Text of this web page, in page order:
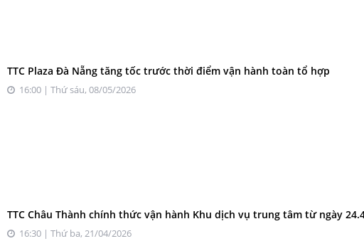
TTC Plaza Đà Nẵng tăng tốc trước thời điểm vận hành toàn tổ hợp
16:00 | Thứ sáu, 08/05/2026
TTC Châu Thành chính thức vận hành Khu dịch vụ trung tâm từ ngày
16:30 | Thứ ba, 21/04/2026